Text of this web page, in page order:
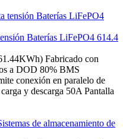
Baterías LiFePO4 614.4
Fabricado con
a DOD 80% BMS
conexión en paralelo de
y descarga 50A Pantalla